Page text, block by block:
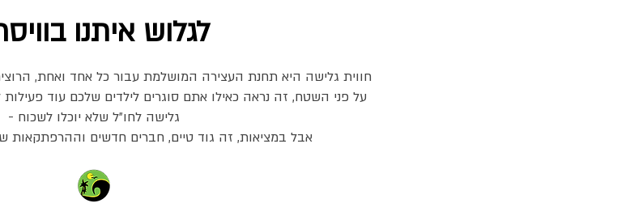
לגלוש איתנו
חווית גלישה היא תחנת העצירה המושלמת עבור כל אחד ואחת,
על פני השטח, זה נראה כאילו אתם סוגרים לילדים שלכם עוד פעילות
גלישה לחו״ל שלא יוכלו לשכוח -
אבל במציאות, זה גוד טיים, חברים חדשים וההרפתקאות